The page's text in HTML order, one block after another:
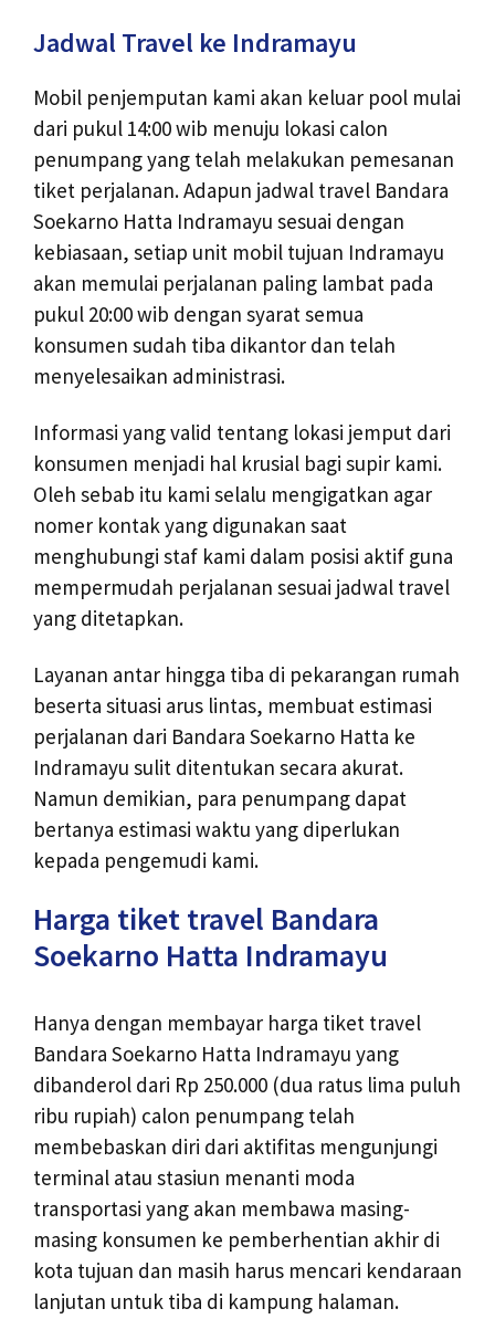
Jadwal Travel ke Indramayu
Mobil penjemputan kami akan keluar pool mulai
dari pukul 14:00 wib menuju lokasi calon
penumpang yang telah melakukan pemesanan
tiket perjalanan. Adapun jadwal travel Bandara
Soekarno Hatta Indramayu sesuai dengan
kebiasaan, setiap unit mobil tujuan Indramayu
akan memulai perjalanan paling lambat pada
pukul 20:00 wib dengan syarat semua
konsumen sudah tiba dikantor dan telah
menyelesaikan administrasi.
Informasi yang valid tentang lokasi jemput dari
konsumen menjadi hal krusial bagi supir kami.
Oleh sebab itu kami selalu mengigatkan agar
nomer kontak yang digunakan saat
menghubungi staf kami dalam posisi aktif guna
mempermudah perjalanan sesuai jadwal travel
yang ditetapkan.
Layanan antar hingga tiba di pekarangan rumah
beserta situasi arus lintas, membuat estimasi
perjalanan dari Bandara Soekarno Hatta ke
Indramayu sulit ditentukan secara akurat.
Namun demikian, para penumpang dapat
bertanya estimasi waktu yang diperlukan
kepada pengemudi kami.
Harga tiket travel Bandara
Soekarno Hatta Indramayu
Hanya dengan membayar harga tiket travel
Bandara Soekarno Hatta Indramayu yang
dibanderol dari Rp 250.000 (dua ratus lima puluh
ribu rupiah) calon penumpang telah
membebaskan diri dari aktifitas mengunjungi
terminal atau stasiun menanti moda
transportasi yang akan membawa masing-
masing konsumen ke pemberhentian akhir di
kota tujuan dan masih harus mencari kendaraan
lanjutan untuk tiba di kampung halaman.